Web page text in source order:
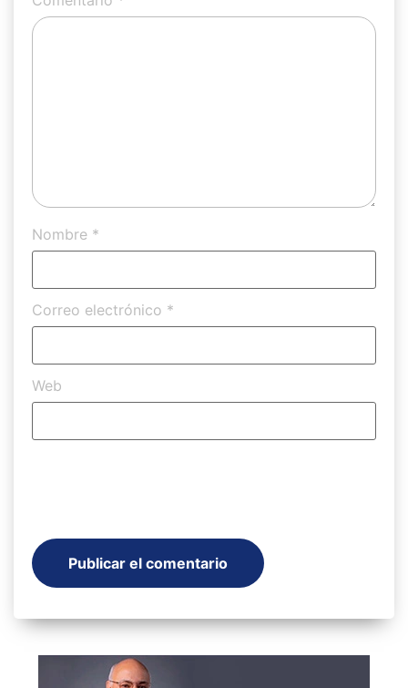
Nombre *
Correo electrónico *
Web